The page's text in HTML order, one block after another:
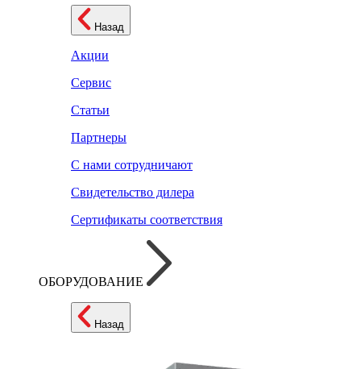
Назад
Акции
Сервис
Статьи
Партнеры
С нами сотрудничают
Свидетельство дилера
Сертификаты соответствия
ОБОРУДОВАНИЕ
Назад